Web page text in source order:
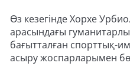
Өз кезегінде Хорхе
арасындағы
бағытталған спорттық-
асыру жоспарларымен